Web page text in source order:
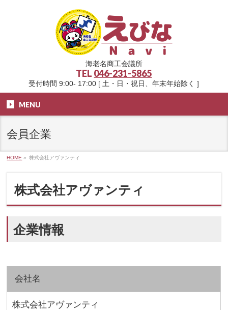
海老名商工会議所
TEL 046-231-5865
受付時間 9:00- 17:00 [ 土・日・祝日、年末年始除く ]
MENU
会員企業
HOME » 株式会社アヴァンティ
株式会社アヴァンティ
企業情報
会社名
株式会社アヴァンティ